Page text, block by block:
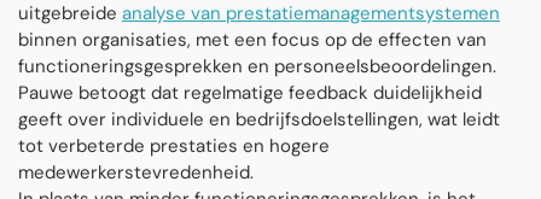
uitgebreide analyse van prestatiemanagementsystemen
binnen organisaties, met een focus op de effecten van
functioneringsgesprekken en personeelsbeoordelingen.
Pauwe betoogt dat regelmatige feedback duidelijkheid
geeft over individuele en bedrijfsdoelstellingen, wat leidt
tot verbeterde prestaties en hogere
medewerkerstevredenheid.